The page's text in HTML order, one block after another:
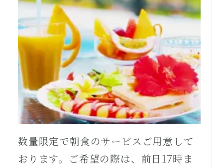
数量限定で朝食のサービスご用意して
おります。ご希望の際は、前日17時ま